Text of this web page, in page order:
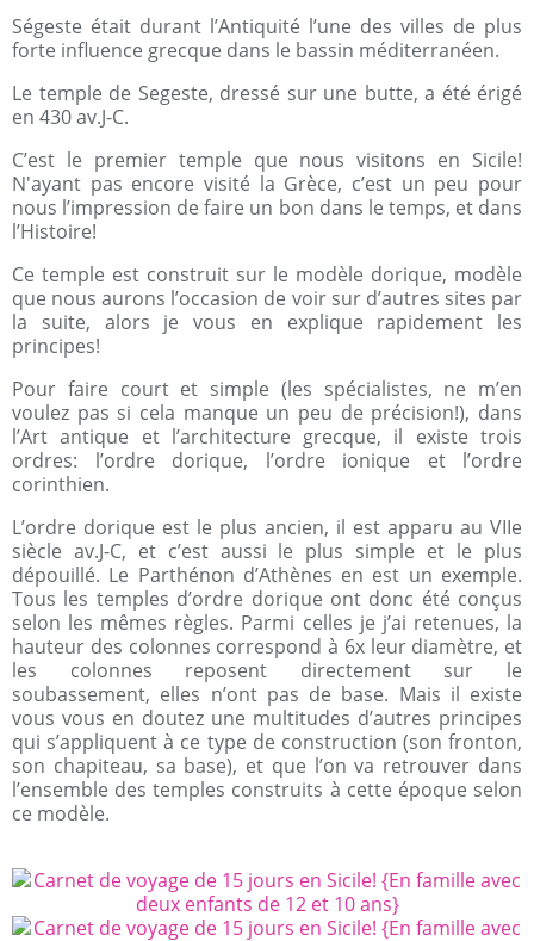
Ségeste était durant l’Antiquité l’une des villes de plus
forte influence grecque dans le bassin méditerranéen.
Le temple de Segeste, dressé sur une butte, a été érigé
en 430 av.J-C.
C’est le premier temple que nous visitons en Sicile!
N'ayant pas encore visité la Grèce, c’est un peu pour
nous l’impression de faire un bon dans le temps, et dans
l’Histoire!
Ce temple est construit sur le modèle dorique, modèle
que nous aurons l’occasion de voir sur d’autres sites par
la suite, alors je vous en explique rapidement les
principes!
Pour faire court et simple (les spécialistes, ne m’en
voulez pas si cela manque un peu de précision!), dans
l’Art antique et l’architecture grecque, il existe trois
ordres: l’ordre dorique, l’ordre ionique et l’ordre
corinthien.
L’ordre dorique est le plus ancien, il est apparu au VIIe
siècle av.J-C, et c’est aussi le plus simple et le plus
dépouillé. Le Parthénon d’Athènes en est un exemple.
Tous les temples d’ordre dorique ont donc été conçus
selon les mêmes règles. Parmi celles je j’ai retenues, la
hauteur des colonnes correspond à 6x leur diamètre, et
les colonnes reposent directement sur le
soubassement, elles n’ont pas de base. Mais il existe
vous vous en doutez une multitudes d’autres principes
qui s’appliquent à ce type de construction (son fronton,
son chapiteau, sa base), et que l’on va retrouver dans
l’ensemble des temples construits à cette époque selon
ce modèle.